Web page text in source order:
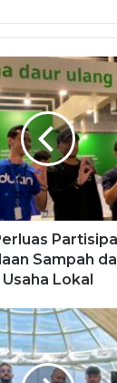
Sampah
Usaha Lokal